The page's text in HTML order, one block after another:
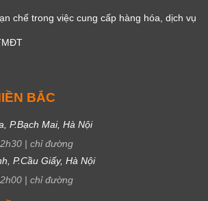
chế trong việc cung cấp hàng hóa, dịch vụ
BẮC
P.Bạch Mai, Hà Nội
| chỉ đường
P.Cầu Giấy, Hà Nội
| chỉ đường